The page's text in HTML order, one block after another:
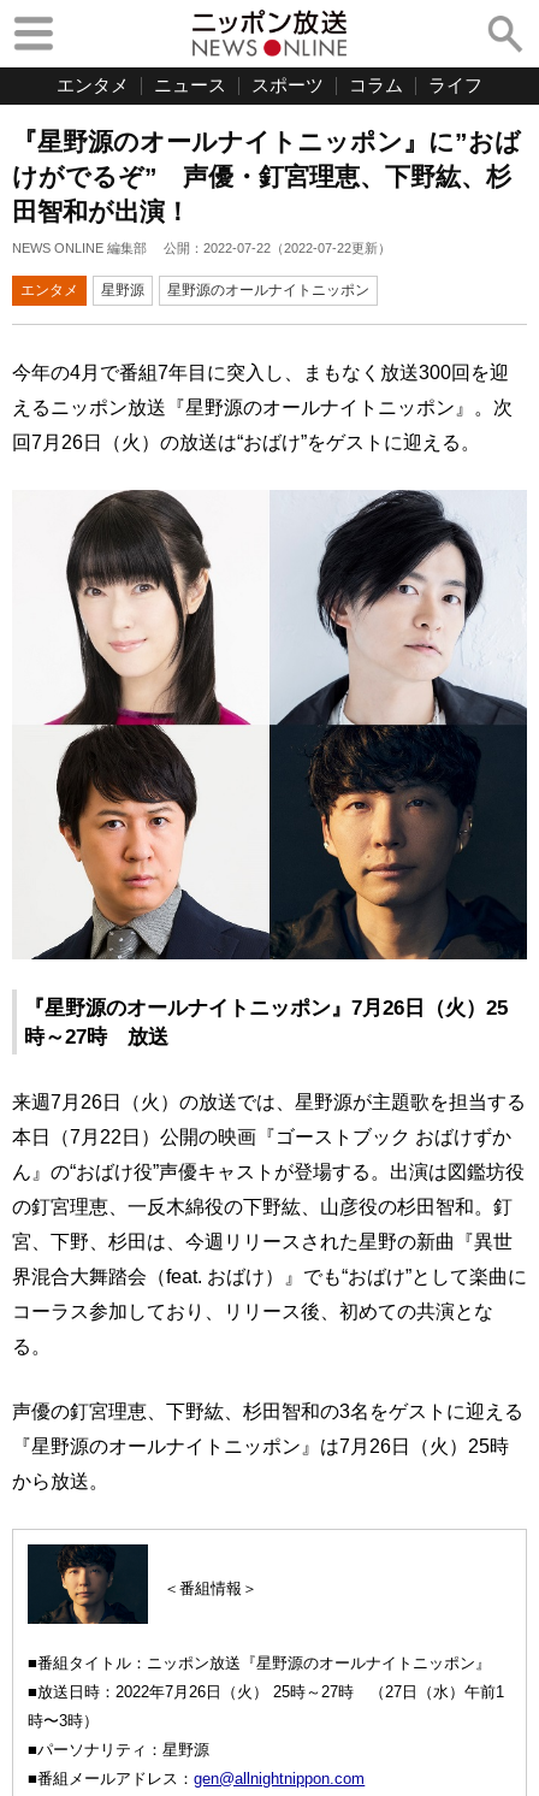
エンタメ ニュース スポーツ コラム ライフ
『星野源のオールナイトニッポン』に”おば
けがでるぞ” 声優・釘宮理恵、下野紘、杉
田智和が出演！
NEWS ONLINE 編集部 公開： 2022-07-22 （2022-07-22更新）
エンタメ 星野源 星野源のオールナイトニッポン
今年の4月で番組7年目に突入し、まもなく放送300回を迎
えるニッポン放送『星野源のオールナイトニッポン』。次
回7月26日（火）の放送は“おばけ”をゲストに迎える。
『星野源のオールナイトニッポン』7月26日（火）25
時～27時 放送
来週7月26日（火）の放送では、星野源が主題歌を担当する
本日（7月22日）公開の映画『ゴーストブック おばけずか
ん』の“おばけ役”声優キャストが登場する。出演は図鑑坊役
の釘宮理恵、一反木綿役の下野紘、山彦役の杉田智和。釘
宮、下野、杉田は、今週リリースされた星野の新曲『異世
界混合大舞踏会（feat. おばけ）』でも“おばけ”として楽曲に
コーラス参加しており、リリース後、初めての共演とな
る。
声優の釘宮理恵、下野紘、杉田智和の3名をゲストに迎える
『星野源のオールナイトニッポン』は7月26日（火）25時
から放送。
＜番組情報＞
■番組タイトル：ニッポン放送『星野源のオールナイトニッポン』
■放送日時：2022年7月26日（火） 25時～27時 （27日（水）午前1
時〜3時）
■パーソナリティ：星野源
■番組メールアドレス：gen@allnightnippon.com